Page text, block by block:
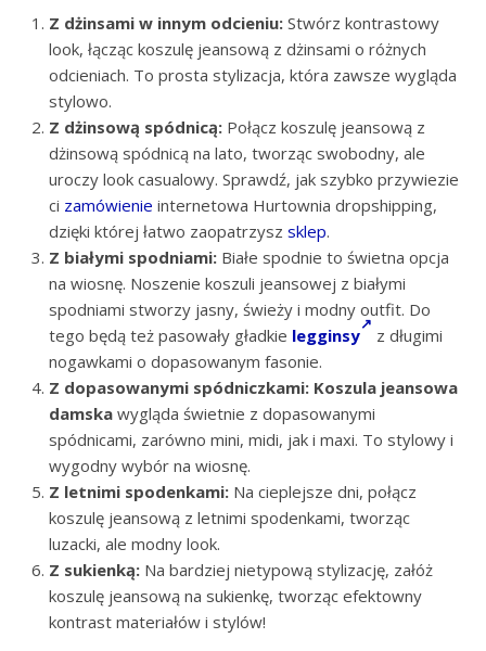
Z dżinsami w innym odcieniu: Stwórz kontrastowy
look, łącząc koszulę jeansową z dżinsami o różnych
odcieniach. To prosta stylizacja, która zawsze wygląda
stylowo.
Z dżinsową spódnicą: Połącz koszulę jeansową z
dżinsową spódnicą na lato, tworząc swobodny, ale
uroczy look casualowy. Sprawdź, jak szybko przywiezie
ci zamówienie internetowa Hurtownia dropshipping,
dzięki której łatwo zaopatrzysz sklep.
Z białymi spodniami: Białe spodnie to świetna opcja
na wiosnę. Noszenie koszuli jeansowej z białymi
spodniami stworzy jasny, świeży i modny outfit. Do
tego będą też pasowały gładkie legginsy
z długimi
nogawkami o dopasowanym fasonie.
Z dopasowanymi spódniczkami: Koszula jeansowa
damska wygląda świetnie z dopasowanymi
spódnicami, zarówno mini, midi, jak i maxi. To stylowy i
wygodny wybór na wiosnę.
Z letnimi spodenkami: Na cieplejsze dni, połącz
koszulę jeansową z letnimi spodenkami, tworząc
luzacki, ale modny look.
Z sukienką: Na bardziej nietypową stylizację, załóż
koszulę jeansową na sukienkę, tworząc efektowny
kontrast materiałów i stylów!